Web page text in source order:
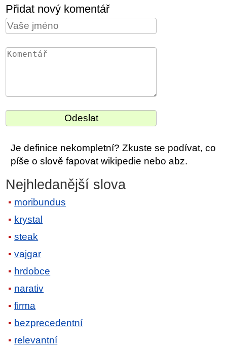
Přidat nový komentář
Je definice nekompletní? Zkuste se podívat, co
píše o slově fapovat wikipedie nebo abz.
Nejhledanější slova
moribundus
krystal
steak
vajgar
hrdobce
narativ
firma
bezprecedentní
relevantní